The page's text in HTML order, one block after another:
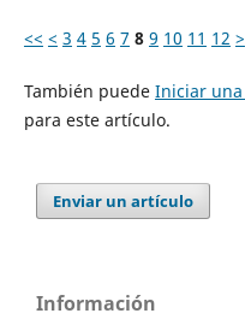
<< < 3 4 5 6 7 8 9 10 11 12 >
También puede Iniciar
para este artículo.
Enviar un artículo
Información